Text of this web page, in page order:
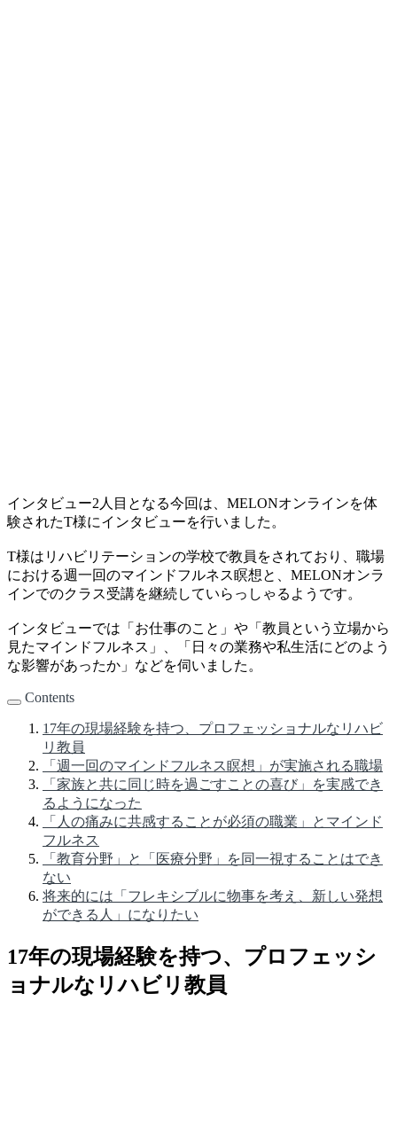
インタビュー2人目となる今回は、MELONオンラインを体
験されたT様にインタビューを行いました。
T様はリハビリテーションの学校で教員をされており、職場
における週一回のマインドフルネス瞑想と、MELONオンラ
インでのクラス受講を継続していらっしゃるようです。
インタビューでは「お仕事のこと」や「教員という立場から
見たマインドフルネス」、「日々の業務や私生活にどのよう
な影響があったか」などを伺いました。
Contents
17年の現場経験を持つ、プロフェッショナルなリハビ
リ教員
「週一回のマインドフルネス瞑想」が実施される職場
「家族と共に同じ時を過ごすことの喜び」を実感でき
るようになった
「人の痛みに共感することが必須の職業」とマインド
フルネス
「教育分野」と「医療分野」を同一視することはでき
ない
将来的には「フレキシブルに物事を考え、新しい発想
ができる人」になりたい
17年の現場経験を持つ、プロフェッシ
ョナルなリハビリ教員